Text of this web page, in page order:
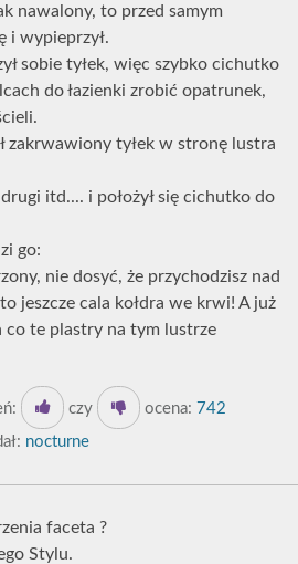
nawalony, to przed samym
i wypieprzył.
sobie tyłek, więc szybko cichutko
do łazienki zrobić opatrunek,
zakrwawiony tyłek w stronę lustra
itd.... i położył się cichutko do
go:
nie dosyć, że przychodzisz nad
jeszcze cala kołdra we krwi! A już
co te plastry na tym lustrze
czy ocena: 742
nocturne
faceta ?
Stylu.